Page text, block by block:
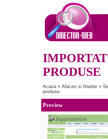
PRODUSE
Acasa » Afaceri si finante »
produse
Preview